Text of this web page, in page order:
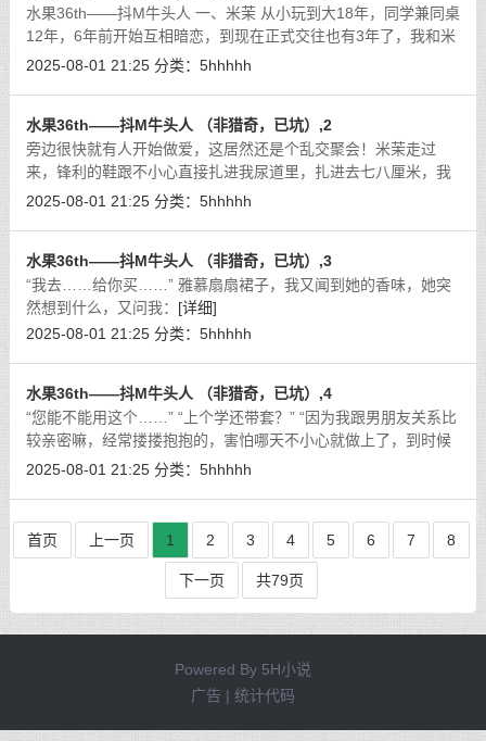
水果36th——抖M牛头人 一、米茉 从小玩到大18年，同学兼同桌
12年，6年前开始互相暗恋，到现在正式交往也有3年了，我和米
茉仿佛从生下来就一直在一起。我们作为情侣也只是到牵牵手亲
2025-08-01 21:25 分类： 5hhhhh
水果36th——抖M牛头人 （非猎奇，已坑）,2
旁边很快就有人开始做爱，这居然还是个乱交聚会！米茉走过
来，锋利的鞋跟不小心直接扎进我尿道里，扎进去七八厘米，我
不禁疼得惨叫一声！[详细]
2025-08-01 21:25 分类： 5hhhhh
水果36th——抖M牛头人 （非猎奇，已坑）,3
“我去……给你买……” 雅慕扇扇裙子，我又闻到她的香味，她突
然想到什么，又问我： [详细]
2025-08-01 21:25 分类： 5hhhhh
水果36th——抖M牛头人 （非猎奇，已坑）,4
“您能不能用这个……” “上个学还带套？” “因为我跟男朋友关系比
较亲密嘛，经常搂搂抱抱的，害怕哪天不小心就做上了，到时候
就给他用，没想到他也不积极，所以到现在还没用。尺寸可能有
2025-08-01 21:25 分类： 5hhhhh
首页 上一页 1 2 3 4 5 6 7 8
下一页 共79页
Powered By 5H小说
广告 | 统计代码